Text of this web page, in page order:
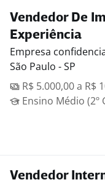
Vendedor De
Experiência
Empresa
São Paulo - SP
R$ 5.000,00 a R$
Ensino Médio (2º
Vendedor